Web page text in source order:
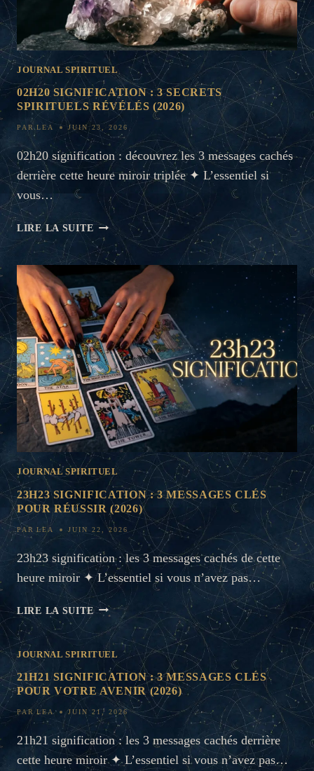
JOURNAL SPIRITUEL
02H20 SIGNIFICATION : 3 SECRETS
SPIRITUELS RÉVÉLÉS (2026)
PAR LEA JUIN 23, 2026
02h20 signification : découvrez les 3 messages cachés
derrière cette heure miroir triplée ✦ L’essentiel si
vous…
LIRE LA SUITE02H20
SIGNIFICATION
:
3
SECRETS
SPIRITUELS
RÉVÉLÉS
(2026)
JOURNAL SPIRITUEL
23H23 SIGNIFICATION : 3 MESSAGES CLÉS
POUR RÉUSSIR (2026)
PAR LEA JUIN 22, 2026
23h23 signification : les 3 messages cachés de cette
heure miroir ✦ L’essentiel si vous n’avez pas…
LIRE LA SUITE 23H23
SIGNIFICATION
:
3
MESSAGES
CLÉS
POUR
RÉUSSIR
(2026)
JOURNAL SPIRITUEL
21H21 SIGNIFICATION : 3 MESSAGES CLÉS
POUR VOTRE AVENIR (2026)
PAR LEA JUIN 21, 2026
21h21 signification : les 3 messages cachés derrière
cette heure miroir ✦ L’essentiel si vous n’avez pas…